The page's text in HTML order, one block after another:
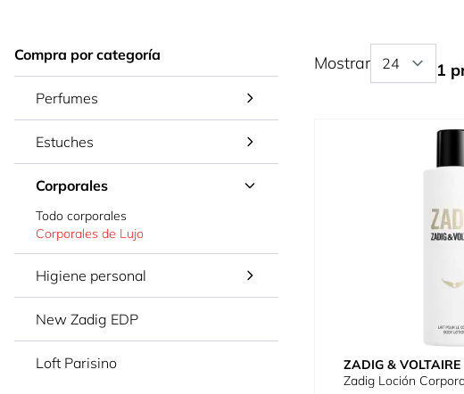
Compra por categoría
Perfumes
Estuches
Corporales
Todo corporales
Corporales de Lujo
Higiene personal
New Zadig EDP
Loft Parisino
Mostrar 1
ZADIG & VOLTAIRE
Zadig Loción